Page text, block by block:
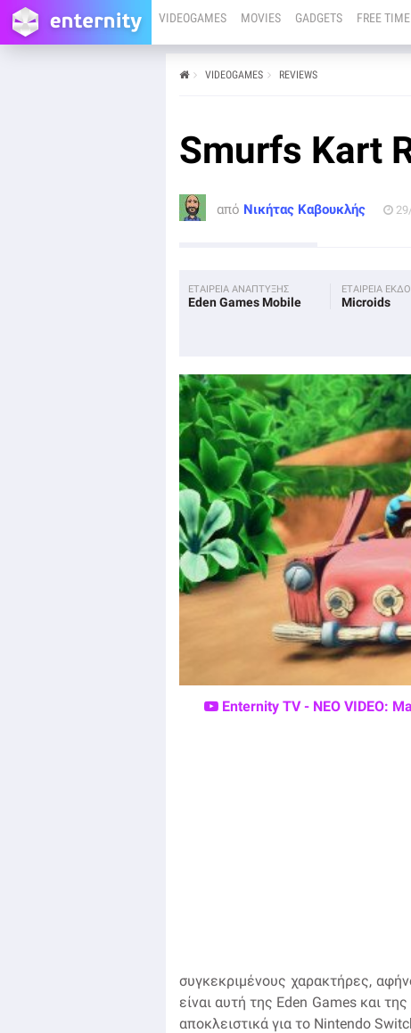
VIDEOGAMES MOVIES GADGETS FREE TIME
VIDEOGAMES REVIEWS
Smurfs Kart
από Νικήτας Καβουκλής
ΕΤΑΙΡΕΙΑ ΑΝΑΠΤΥΞΗΣ
Eden Games Mobile
ΕΤΑΙΡΕΙΑ
Microids
Enternity TV - ΝΕΟ VIDEO:
συγκεκριμένους χαρακτήρες,
είναι αυτή της Eden Games και
αποκλειστικά για το Nintendo
Νικήτας Καβουκλής
To Smurfs Kart δίνει άμεση διαταγή για αναστροφή.
Περισσότερα στο review του Νικήτα Καβουκλή.